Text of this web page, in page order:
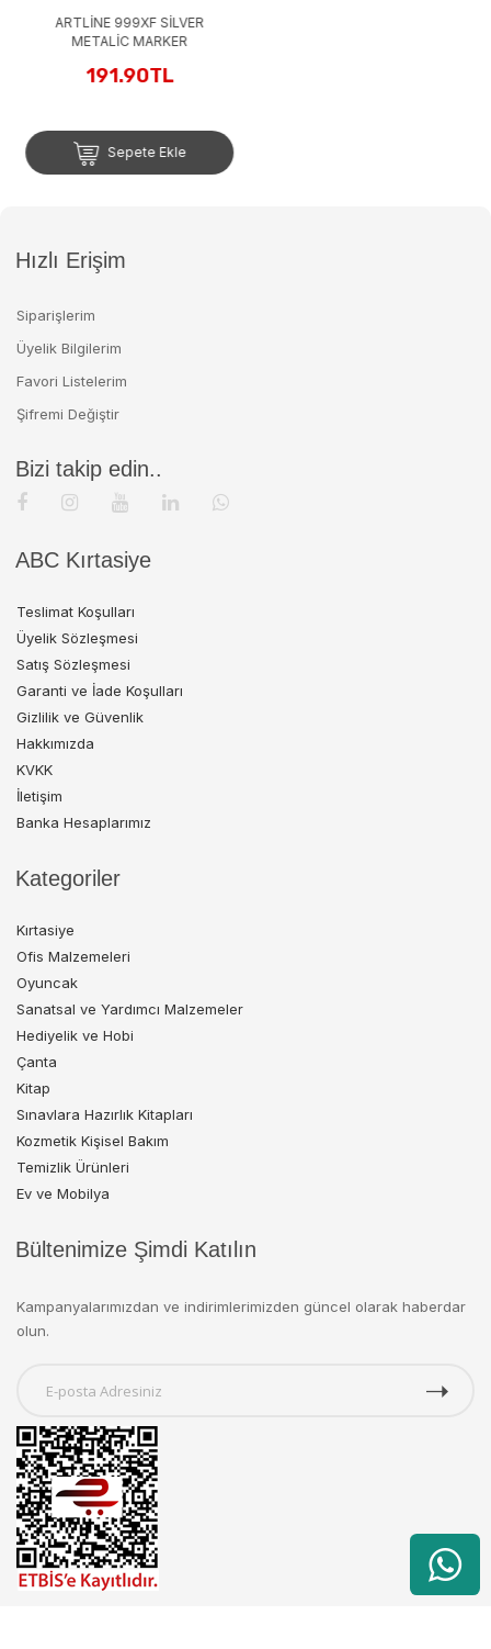
ARTLİNE 999XF SİLVER
METALİC MARKER
191.90TL
Sepete Ekle
Hızlı Erişim
Siparişlerim
Üyelik Bilgilerim
Favori Listelerim
Şifremi Değiştir
Bizi takip edin..
ABC Kırtasiye
Teslimat Koşulları
Üyelik Sözleşmesi
Satış Sözleşmesi
Garanti ve İade Koşulları
Gizlilik ve Güvenlik
Hakkımızda
KVKK
İletişim
Banka Hesaplarımız
Kategoriler
Kırtasiye
Ofis Malzemeleri
Oyuncak
Sanatsal ve Yardımcı Malzemeler
Hediyelik ve Hobi
Çanta
Kitap
Sınavlara Hazırlık Kitapları
Kozmetik Kişisel Bakım
Temizlik Ürünleri
Ev ve Mobilya
Bültenimize Şimdi Katılın
Kampanyalarımızdan ve indirimlerimizden güncel olarak haberdar
olun.